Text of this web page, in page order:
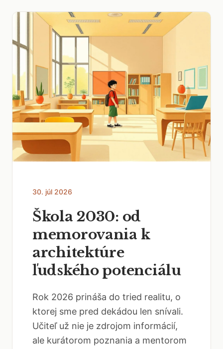
30. júl 2026
Škola 2030: od
memorovania k
architektúre
ľudského potenciálu
Rok 2026 prináša do tried realitu, o
ktorej sme pred dekádou len snívali.
Učiteľ už nie je zdrojom informácií,
ale kurátorom poznania a mentorom